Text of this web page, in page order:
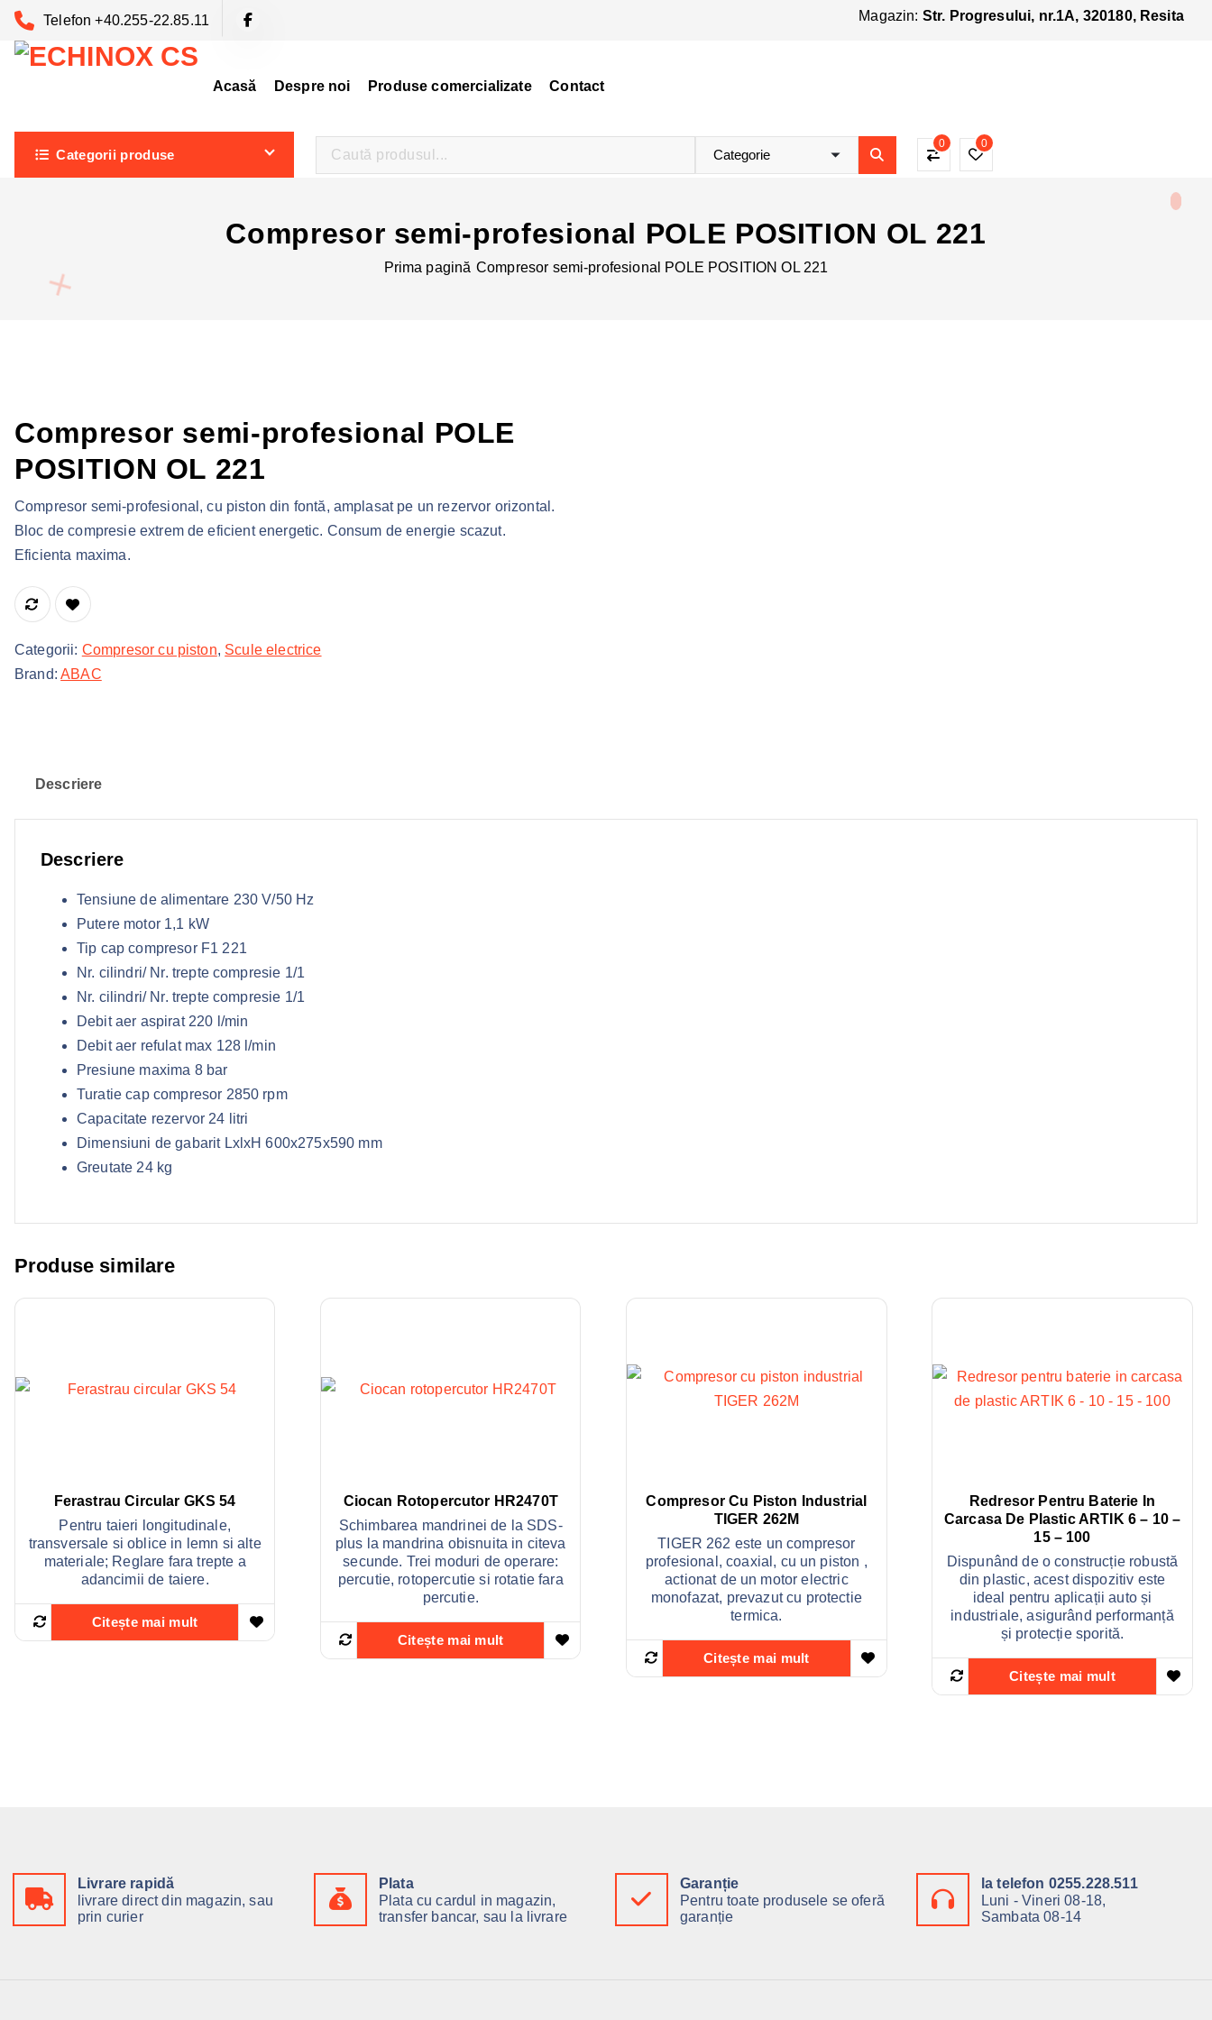
Telefon +40.255-22.85.11 Magazin: Str. Progresului, nr.1A, 320180, Resita
Acasă Despre noi Produse comercializate Contact
Categorii produse
0 0
Compresor semi-profesional POLE POSITION OL 221
Prima pagină Compresor semi-profesional POLE POSITION OL 221
Compresor semi-profesional POLE
POSITION OL 221
Compresor semi-profesional, cu piston din fontă, amplasat pe un rezervor orizontal.
Bloc de compresie extrem de eficient energetic. Consum de energie scazut.
Eficienta maxima.
Categorii: Compresor cu piston, Scule electrice
Brand:ABAC
Descriere
Descriere
Tensiune de alimentare 230 V/50 Hz
Putere motor 1,1 kW
Tip cap compresor F1 221
Nr. cilindri/ Nr. trepte compresie 1/1
Nr. cilindri/ Nr. trepte compresie 1/1
Debit aer aspirat 220 l/min
Debit aer refulat max 128 l/min
Presiune maxima 8 bar
Turatie cap compresor 2850 rpm
Capacitate rezervor 24 litri
Dimensiuni de gabarit LxlxH 600x275x590 mm
Greutate 24 kg
Produse similare
Ferastrau Circular GKS 54
Pentru taieri longitudinale,
transversale si oblice in lemn si alte
materiale; Reglare fara trepte a
adancimii de taiere.
Citește mai mult
Ciocan Rotopercutor HR2470T
Schimbarea mandrinei de la SDS-
plus la mandrina obisnuita in citeva
secunde. Trei moduri de operare:
percutie, rotopercutie si rotatie fara
percutie.
Citește mai mult
Compresor Cu Piston Industrial
TIGER 262M
TIGER 262 este un compresor
profesional, coaxial, cu un piston ,
actionat de un motor electric
monofazat, prevazut cu protectie
termica.
Citește mai mult
Redresor Pentru Baterie In
Carcasa De Plastic ARTIK 6 – 10 –
15 – 100
Dispunând de o construcție robustă
din plastic, acest dispozitiv este
ideal pentru aplicații auto și
industriale, asigurând performanță
și protecție sporită.
Citește mai mult
Livrare rapidă
livrare direct din magazin, sau
prin curier
Plata
Plata cu cardul in magazin,
transfer bancar, sau la livrare
Garanție
Pentru toate produsele se oferă
garanție
la telefon 0255.228.511
Luni - Vineri 08-18,
Sambata 08-14